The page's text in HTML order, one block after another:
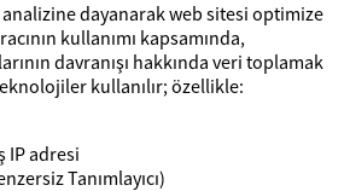
analizine dayanarak web sitesi optimize
kullanımı kapsamında,
davranışı hakkında veri toplamak
kullanılır; özellikle:
IP adresi
Tanımlayıcı)